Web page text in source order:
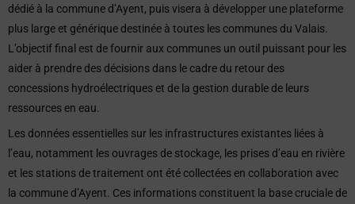
dédié à la commune d’Ayent, puis visera à développer une plateforme
plus large et générique destinée à toutes les communes du Valais.
L’objectif final est de fournir aux communes un outil puissant pour les
aider à prendre des décisions dans le cadre du retour des
concessions hydroélectriques et de la gestion durable de leurs
ressources en eau.
Les données essentielles sur les infrastructures existantes liées à
l’eau, notamment les ouvrages de stockage, les prises d’eau en rivière
et les stations de traitement ont été collectées en collaboration avec
la commune d’Ayent. Ces informations constituent la base cruciale de